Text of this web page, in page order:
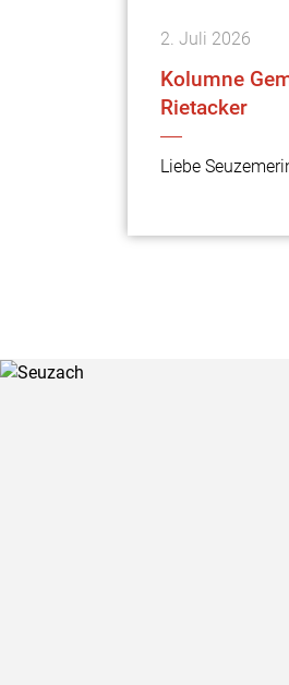
2. Juli 2026
Kolumne
Rietacker
Liebe
Verschiedene